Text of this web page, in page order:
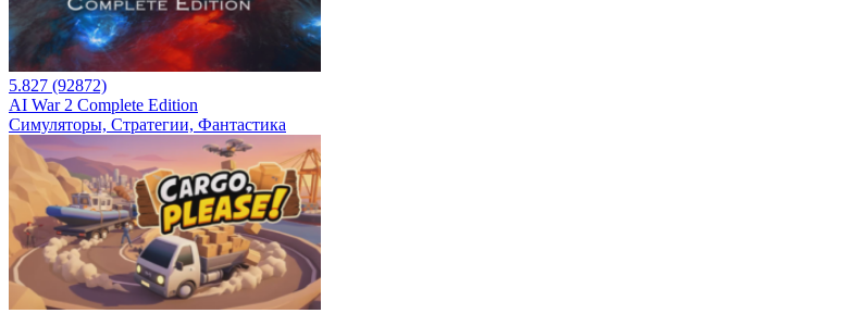
5.827 (92872)
AI War 2 Complete Edition
Симуляторы, Стратегии, Фантастика